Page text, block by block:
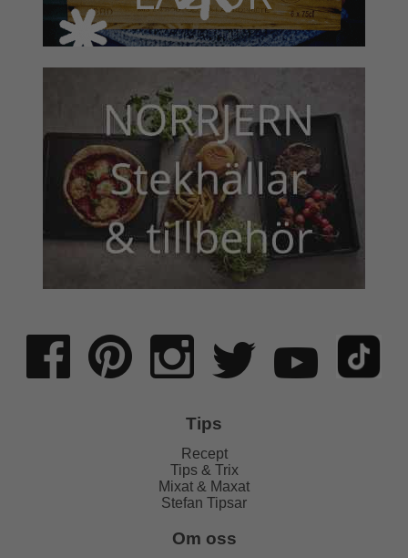
Tips
Recept
Tips & Trix
Mixat & Maxat
Stefan Tipsar
Om oss